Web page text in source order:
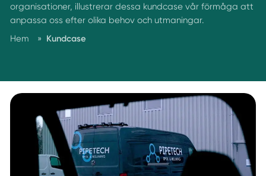
organisationer, illustrerar dessa kundcase vår förmåga att
anpassa oss efter olika behov och utmaningar.
Hem
» Kundcase